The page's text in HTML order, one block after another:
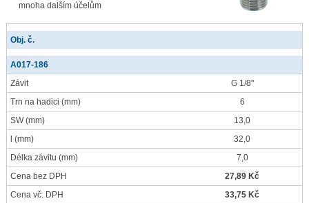
mnoha dalším účelům
Obj. č.
A017-186
Závit
G 1/8"
Trn na hadici (mm)
6
SW(mm)
13,0
(mm)
32,0
Délka závitu (mm)
7,0
Cena bez DPH
27,89 Kč
Cena vč. DPH
33,75 Kč